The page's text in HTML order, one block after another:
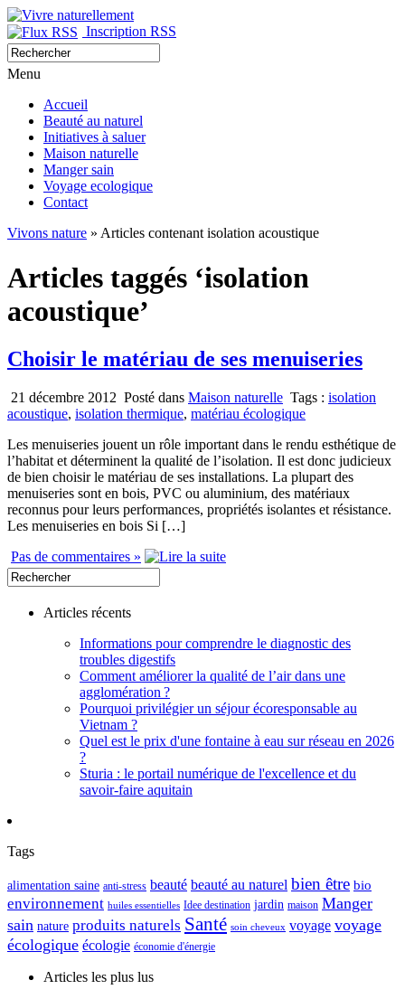
Inscription RSS
Menu
Accueil
Beauté au naturel
Initiatives à saluer
Maison naturelle
Manger sain
Voyage ecologique
Contact
Vivons nature » Articles contenant isolation acoustique
Articles taggés ‘isolation
acoustique’
Choisir le matériau de ses menuiseries
21 décembre 2012 Posté dans Maison naturelle Tags : isolation
acoustique, isolation thermique, matériau écologique
Les menuiseries jouent un rôle important dans le rendu esthétique de
l’habitat et déterminent la qualité de l’isolation. Il est donc judicieux
de bien choisir le matériau de ses installations. La plupart des
menuiseries sont en bois, PVC ou aluminium, des matériaux
reconnus pour leurs performances, propriétés isolantes et résistance.
Les menuiseries en bois Si […]
Pas de commentaires »
Articles récents
Informations pour comprendre le diagnostic des
troubles digestifs
Comment améliorer la qualité de l’air dans une
agglomération ?
Pourquoi privilégier un séjour écoresponsable au
Vietnam ?
Quel est le prix d'une fontaine à eau sur réseau en 2026
?
Sturia : le portail numérique de l'excellence et du
savoir-faire aquitain
Tags
alimentation saine anti-stress beauté beauté au naturel bien être bio
environnement huiles essentielles Idee destination jardin maison Manger
sain nature produits naturels Santé soin cheveux voyage voyage
écologique écologie économie d'énergie
Articles les plus lus